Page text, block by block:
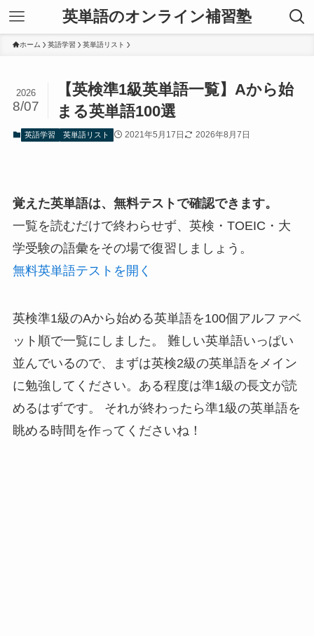
英単語のオンライン補習塾
ホーム 英語学習 英単語リスト
【英検準1級英単語一覧】Aから始
まる英単語100選
2026
8/07
英語学習 英単語リスト 2021年5月17日 2026年8月7日
覚えた英単語は、無料テストで確認できます。
一覧を読むだけで終わらせず、英検・TOEIC・大
学受験の語彙をその場で復習しましょう。
無料英単語テストを開く
英検準1級のAから始める英単語を100個アルファベ
ット順で一覧にしました。 難しい英単語いっぱい
並んでいるので、まずは英検2級の英単語をメイン
に勉強してください。ある程度は準1級の長文が読
めるはずです。 それが終わったら準1級の英単語を
眺める時間を作ってくださいね！